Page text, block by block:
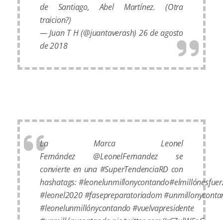
de Santiago, Abel Martínez. (Otra
traicion?)
— Juan T H (@juantaverash) 26 de agosto
de 2018
La Marca Leonel
Fernández @LeonelFernandez se
convierte en una #SuperTendenciaRD con
hashatags:#leonelunmillonycontando
#leonel2020#fasepreparatoriadom
#leonelunmillónycontando#vuelvapresidente